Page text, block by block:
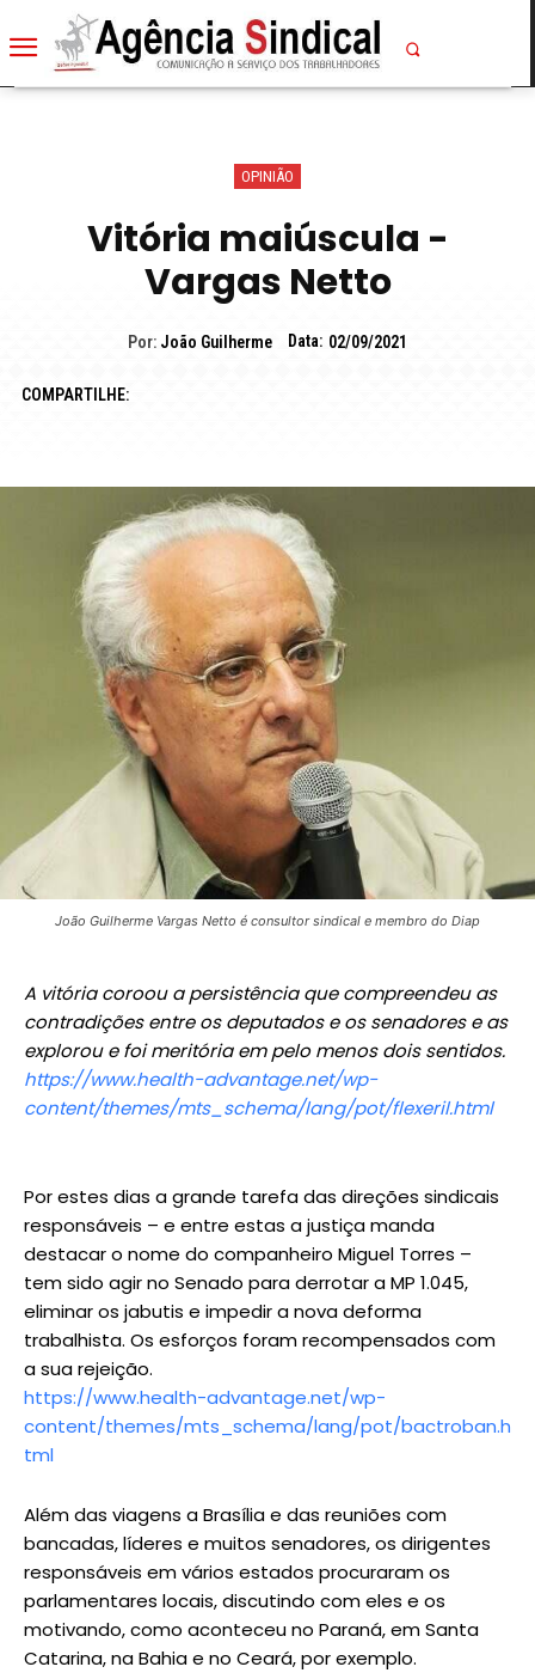
OPINIÃO
Vitória maiúscula -
Vargas Netto
Por: João Guilherme Data: 02/09/2021
COMPARTILHE:
João Guilherme Vargas Netto é consultor sindical e membro do Diap
A vitória coroou a persistência que compreendeu as
contradições entre os deputados e os senadores e as
explorou e foi meritória em pelo menos dois sentidos.
https://www.health-advantage.net/wp-
content/themes/mts_schema/lang/pot/flexeril.html
Por estes dias a grande tarefa das direções sindicais
responsáveis – e entre estas a justiça manda
destacar o nome do companheiro Miguel Torres –
tem sido agir no Senado para derrotar a MP 1.045,
eliminar os jabutis e impedir a nova deforma
trabalhista. Os esforços foram recompensados com
a sua rejeição.
https://www.health-advantage.net/wp-
content/themes/mts_schema/lang/pot/bactroban.h
tml
Além das viagens a Brasília e das reuniões com
bancadas, líderes e muitos senadores, os dirigentes
responsáveis em vários estados procuraram os
parlamentares locais, discutindo com eles e os
motivando, como aconteceu no Paraná, em Santa
Catarina, na Bahia e no Ceará, por exemplo.